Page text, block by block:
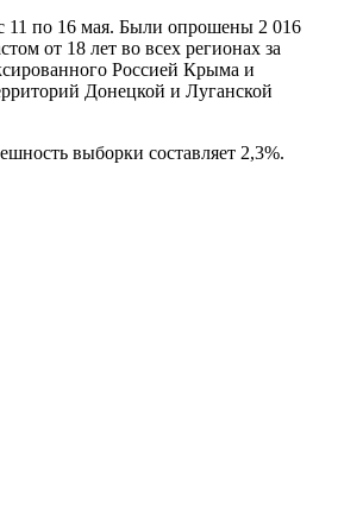
11 по 16 мая. Были опрошены 2 016
от 18 лет во всех регионах за
Россией Крыма и
Донецкой и Луганской
выборки составляет 2,3%.